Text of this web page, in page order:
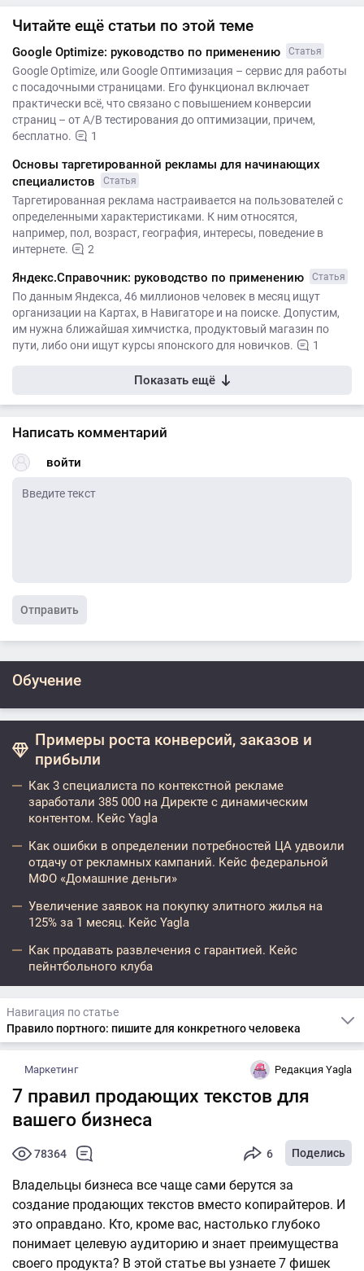
Читайте ещё статьи по этой теме
Google Optimize: руководство по применению Статья
Google Optimize, или Google Оптимизация – сервис для работы
с посадочными страницами. Его функционал включает
практически всё, что связано с повышением конверсии
страниц – от A/B тестирования до оптимизации, причем,
бесплатно.
1
Основы таргетированной рекламы для начинающих
специалистов
Статья
Таргетированная реклама настраивается на пользователей с
определенными характеристиками. К ним относятся,
например, пол, возраст, география, интересы, поведение в
интернете.
2
Яндекс.Справочник: руководство по применению Статья
По данным Яндекса, 46 миллионов человек в месяц ищут
организации на Картах, в Навигаторе и на поиске. Допустим,
им нужна ближайшая химчистка, продуктовый магазин по
пути, либо они ищут курсы японского для новичков.
1
Показать ещё
Написать комментарий
войти
Отправить
Обучение
Примеры роста конверсий, заказов и
прибыли
Как 3 специалиста по контекстной рекламе
заработали 385 000 на Директе с динамическим
контентом. Кейс Yagla
Как ошибки в определении потребностей ЦА удвоили
отдачу от рекламных кампаний. Кейс федеральной
МФО «Домашние деньги»
Увеличение заявок на покупку элитного жилья на
125% за 1 месяц. Кейс Yagla
Как продавать развлечения с гарантией. Кейс
пейнтбольного клуба
Навигация по статье
Правило портного: пишите для конкретного человека
Маркетинг Редакция Yagla
7 правил продающих текстов для
вашего бизнеса
78364 6 Поделись
Владельцы бизнеса все чаще сами берутся за
создание продающих текстов вместо копирайтеров. И
это оправдано. Кто, кроме вас, настолько глубоко
понимает целевую аудиторию и знает преимущества
своего продукта? В этой статье вы узнаете 7 фишек